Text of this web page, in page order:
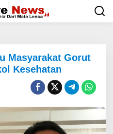
Masyarakat Gorut
Kesehatan